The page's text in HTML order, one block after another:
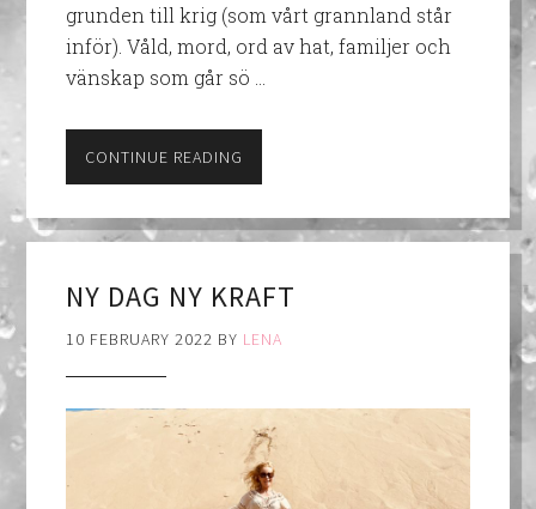
grunden till krig (som vårt grannland står
inför). Våld, mord, ord av hat, familjer och
vänskap som går sö …
CONTINUE READING
NY DAG NY KRAFT
10 FEBRUARY 2022 BY LENA